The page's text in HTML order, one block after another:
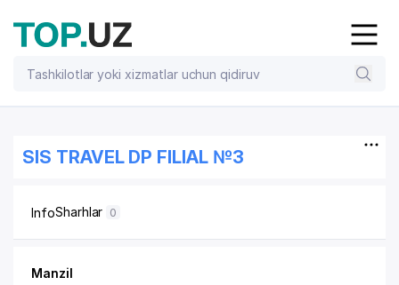
SIS TRAVEL DP FILIAL №3
InfoSharhlar 0
Manzil